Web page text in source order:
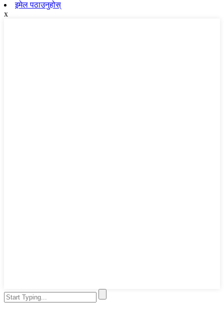
इमेल पठाउनुहोस्
x